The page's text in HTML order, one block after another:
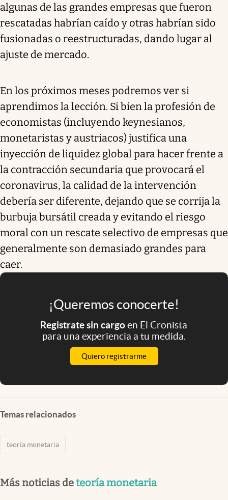
algunas de las grandes empresas que fueron
rescatadas habrían caído y otras habrían sido
fusionadas o reestructuradas, dando lugar al
ajuste de mercado.
En los próximos meses podremos ver si
aprendimos la lección. Si bien la profesión de
economistas (incluyendo keynesianos,
monetaristas y austriacos) justifica una
inyección de liquidez global para hacer frente a
la contracción secundaria que provocará el
coronavirus, la calidad de la intervención
debería ser diferente, dejando que se corrija la
burbuja bursátil creada y evitando el riesgo
moral con un rescate selectivo de empresas que
generalmente son demasiado grandes para
caer.
¡Queremos conocerte!
Registrate sin cargoen El Cronista
para una experiencia a tu medida.
Quiero registrarme
Temas relacionados
teoría monetaria
Más noticias deteoría monetaria